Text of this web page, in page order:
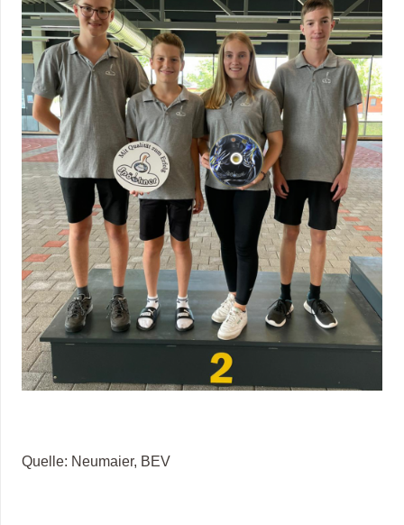
Quelle: Neumaier, BEV